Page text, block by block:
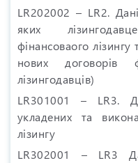
LR202002 – LR2.
яких
фінансоваого
нових договорів
лізингодавців)
LR301001 – LR3.
укладених та
лізингу
LR302001 – LR3